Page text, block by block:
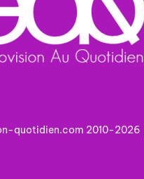
quotidien.com 2010-2026 |